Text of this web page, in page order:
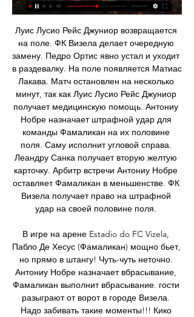
Луис Лусио Рейс Джуниор возвращается
на поле. ФК Визела делает очередную
замену. Педро Ортис явно устал и уходит
в раздевалку. На поле появляется Матиас
Лакава. Матч остановлен на несколько
минут, так как Луис Лусио Рейс Джуниор
получает медицинскую помощь. Антониу
Нобре назначает штрафной удар для
команды Фамаликан на их половине
поля. Саму исполнит угловой справа.
Леандру Санка получает вторую желтую
карточку. Арбитр встречи Антониу Нобре
оставляет Фамаликан в меньшенстве. ФК
Визела получает право на штрафной
удар на своей половине поля.
В игре на арене Estadio do FC Vizela,
Пабло Де Хесус (Фамаликан) мощно бьет,
но прямо в штангу! Чуть-чуть неточно.
Антониу Нобре назначает вбрасывание,
Фамаликан выполнит вбрасывание. гости
разыграют от ворот в городе Визела.
Надо забивать такие моменты!!! Кико